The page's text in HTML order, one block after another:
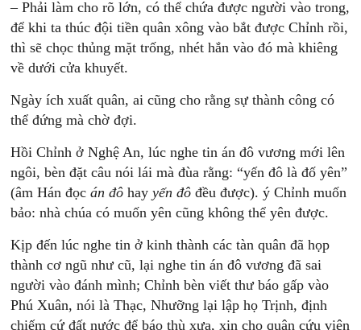
– Phải làm cho rõ lớn, có thể chứa được người vào trong,
để khi ta thúc đội tiền quân xông vào bắt được Chỉnh rồi,
thì sẽ chọc thủng mặt trống, nhét hắn vào đó mà khiêng
về dưới cửa khuyết.
Ngày ích xuất quân, ai cũng cho rằng sự thành công có
thể đứng mà chờ đợi.
Hồi Chỉnh ở Nghệ An, lúc nghe tin án đô vương mới lên
ngôi, bèn đặt câu nói lái mà đùa rằng: “yến đô là đố yên”
(âm Hán đọcán đô hayyến đô đều được). ý Chỉnh muốn
bảo: nhà chúa có muốn yên cũng không thể yên được.
Kịp đến lúc nghe tin ở kinh thành các tàn quân đã họp
thành cơ ngũ như cũ, lại nghe tin án đô vương đã sai
người vào đánh mình; Chỉnh bèn viết thư báo gấp vào
Phú Xuân, nói là Thạc, Nhưỡng lại lập họ Trịnh, định
chiếm cứ đất nước để báo thù xưa, xin cho quân cứu viện